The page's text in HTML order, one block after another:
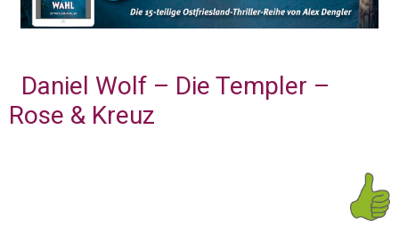
Daniel Wolf – Die Templer –
Rose & Kreuz